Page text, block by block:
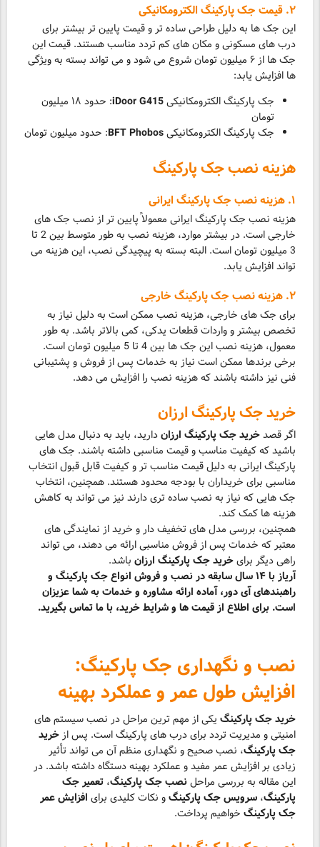
۲. قیمت جک پارکینگ الکترومکانیکی
این جک ها به دلیل طراحی ساده تر و قیمت پایین تر بیشتر برای
درب های مسکونی و مکان های کم تردد مناسب هستند. قیمت این
جک ها از ۶ میلیون تومان شروع می شود و می تواند بسته به ویژگی
ها افزایش یابد:
جک پارکینگ الکترومکانیکیiDoor G415
: حدود ۱۸ میلیون
تومان
جک پارکینگ الکترومکانیکیBFT Phobos: حدود میلیون تومان
هزینه نصب جک پارکینگ
۱. هزینه نصب جک پارکینگ ایرانی
هزینه نصب جک پارکینگ ایرانی معمولاً پایین تر از نصب جک های
خارجی است. در بیشتر موارد، هزینه نصب به طور متوسط بین 2 تا
3 میلیون تومان است. البته بسته به پیچیدگی نصب، این هزینه می
تواند افزایش یابد.
۲. هزینه نصب جک پارکینگ خارجی
برای جک های خارجی، هزینه نصب ممکن است به دلیل نیاز به
تخصص بیشتر و واردات قطعات یدکی، کمی بالاتر باشد. به طور
معمول، هزینه نصب این جک ها بین 4 تا 5 میلیون تومان است.
برخی برندها ممکن است نیاز به خدمات پس از فروش و پشتیبانی
فنی نیز داشته باشند که هزینه نصب را افزایش می دهد.
خرید جک پارکینگ ارزان
اگر قصدخرید جک پارکینگ ارزاندارید، باید به دنبال مدل هایی
باشید که کیفیت مناسب و قیمت مناسبی داشته باشند. جک های
پارکینگ ایرانی به دلیل قیمت مناسب تر و کیفیت قابل قبول انتخاب
مناسبی برای خریداران با بودجه محدود هستند. همچنین، انتخاب
جک هایی که نیاز به نصب ساده تری دارند نیز می تواند به کاهش
هزینه ها کمک کند.
همچنین، بررسی مدل های تخفیف دار و خرید از نمایندگی های
معتبر که خدمات پس از فروش مناسبی ارائه می دهند، می تواند
راهی دیگر برایخرید جک پارکینگ ارزان باشد.
آریاز با ۱۴ سال سابقه در نصب و فروش انواع جک پارکینگ و
راهبندهای آی دور، آماده ارائه مشاوره و خدمات به شما عزیزان
است. برای اطلاع از قیمت ها و شرایط خرید، با ما تماس بگیرید.
نصب و نگهداری جک پارکینگ:
افزایش طول عمر و عملکرد بهینه
خرید جک پارکینگ یکی از مهم ترین مراحل در نصب سیستم های
امنیتی و مدیریت تردد برای درب های پارکینگ است. پس ازخرید
جک پارکینگ، نصب صحیح و نگهداری منظم آن می تواند تأثیر
زیادی بر افزایش عمر مفید و عملکرد بهینه دستگاه داشته باشد. در
این مقاله به بررسی مراحلنصب جک پارکینگ، تعمیر جک
پارکینگ، سرویس جک پارکینگو نکات کلیدی برای افزایش عمر
جک پارکینگ خواهیم پرداخت.